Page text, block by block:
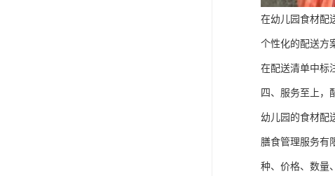
在幼儿园食材配
个性化的配送方
在配送清单中标
四、服务至上，
幼儿园的食材配
膳食管理服务有
种、价格、数量